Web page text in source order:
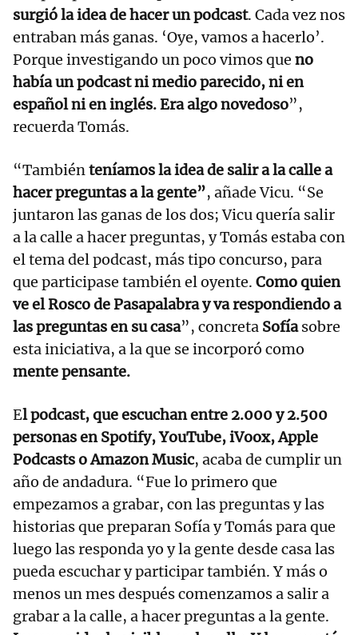
surgió la idea de hacer un podcast. Cada vez nos
entraban más ganas. ‘Oye, vamos a hacerlo’.
Porque investigando un poco vimos que no
había un podcast ni medio parecido, ni en
español ni en inglés. Era algo novedoso”,
recuerda Tomás.
“Tambiénteníamos la idea de salir a la calle a
hacer preguntas a la gente”, añade Vicu. “Se
juntaron las ganas de los dos; Vicu quería salir
a la calle a hacer preguntas, y Tomás estaba con
el tema del podcast, más tipo concurso, para
que participase también el oyente. Como quien
ve el Rosco de Pasapalabra y va respondiendo a
las preguntas en su casa”, concreta Sofíasobre
esta iniciativa, a la que se incorporó como
mente pensante.
El podcast, que escuchan entre 2.000 y 2.500
personas en Spotify, YouTube, iVoox, Apple
Podcasts o Amazon Music, acaba de cumplir un
año de andadura. “Fue lo primero que
empezamos a grabar, con las preguntas y las
historias que preparan Sofía y Tomás para que
luego las responda yo y la gente desde casa las
pueda escuchar y participar también. Y más o
menos un mes después comenzamos a salir a
grabar a la calle, a hacer preguntas a la gente.